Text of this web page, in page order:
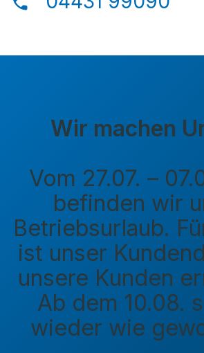
Wir machen
Vom 27.07. –
befinden wir
Betriebsurlaub.
ist unser
unsere Kunden
Ab dem 10.08.
wieder wie